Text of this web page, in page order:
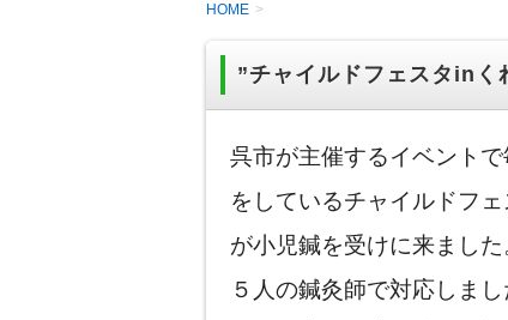
HOME
”チャイルドフェスタinく
呉市が主催するイベント
をしているチャイルドフ
が小児鍼を受けに来ました
５人の鍼灸師で対応しま